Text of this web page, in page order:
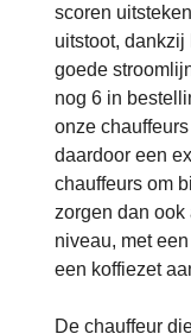
scoren
uitstoot,
goede
nog 6 in
onze
daardoor een
chauffeurs om
zorgen dan ook
niveau, met
een koffiezet
De chauffeur